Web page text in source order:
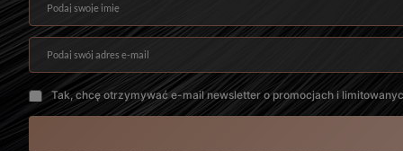
Podaj swoje imię
Podaj swój adres e-mail
Tak, chcę otrzymywać e-mail newsletter o promocjach i